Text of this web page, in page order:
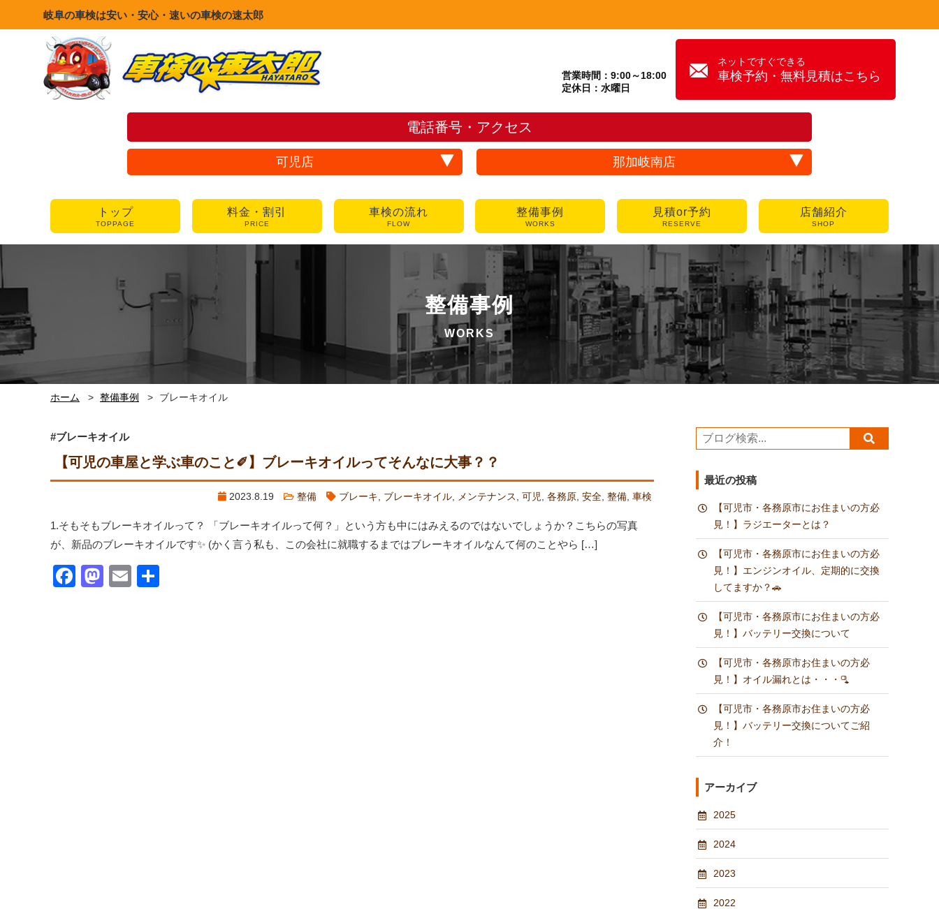
岐阜の車検は安い・安心・速いの車検の速太郎
営業時間：9:00～18:00
定休日：水曜日
ネットですぐできる
車検予約・無料見積はこちら
電話番号・アクセス
可児店 那加岐南店
トップ
TOPPAGE
料金・割引
PRICE
車検の流れ
FLOW
整備事例
WORKS
見積or予約
RESERVE
店舗紹介
SHOP
整備事例
ホーム 整備事例 ブレーキオイル
#ブレーキオイル
【可児の車屋と学ぶ車のこと✐】ブレーキオイルってそんなに大事？？
2023.8.19 整備 ブレーキ, ブレーキオイル, メンテナンス , 可児, 各務原, 安全, 整備, 車検
1.そもそもブレーキオイルって？ 「ブレーキオイルって何？」という方も中にはみえるのではないでしょうか？こちらの写真
が、新品のブレーキオイルです✨ (かく言う私も、この会社に就職するまではブレーキオイルなんて何のことやら […]
Facebook
Mastodon
Email
最近の投稿
【可児市・各務原市にお住まいの方必
見！】ラジエーターとは？
【可児市・各務原市にお住まいの方必
見！】エンジンオイル、定期的に交換
してますか？🚗
【可児市・各務原市にお住まいの方必
見！】バッテリー交換について
【可児市・各務原市お住まいの方必
見！】オイル漏れとは・・・🫗
【可児市・各務原市お住まいの方必
見！】バッテリー交換についてご紹
介！
アーカイブ
2025
2024
2023
2022